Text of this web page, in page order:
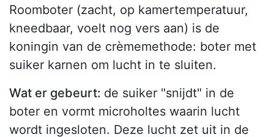
Roomboter (zacht, op kamertemperatuur,
kneedbaar, voelt nog vers aan) is de
koningin van de crèmemethode: boter met
suiker karnen om lucht in te sluiten.
Wat er gebeurt: de suiker "snijdt" in de
boter en vormt microholtes waarin lucht
wordt ingesloten. Deze lucht zet uit in de